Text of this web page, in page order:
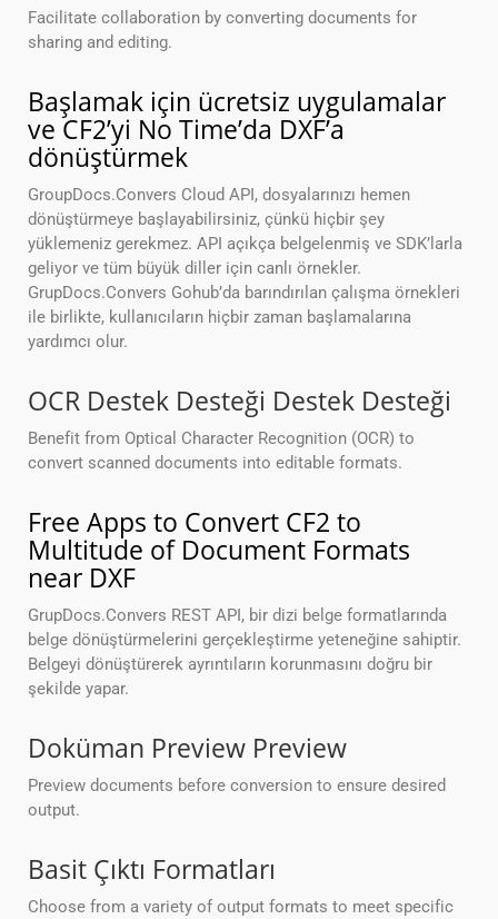
Facilitate collaboration by converting documents for
sharing and editing.
Başlamak için ücretsiz uygulamalar
ve CF2’yi No Time’da DXF’a
dönüştürmek
GroupDocs.Convers Cloud API, dosyalarınızı hemen
dönüştürmeye başlayabilirsiniz, çünkü hiçbir şey
yüklemeniz gerekmez. API açıkça belgelenmiş ve SDK’larla
geliyor ve tüm büyük diller için canlı örnekler.
GrupDocs.Convers Gohub’da barındırılan çalışma örnekleri
ile birlikte, kullanıcıların hiçbir zaman başlamalarına
yardımcı olur.
OCR Destek Desteği Destek Desteği
Benefit from Optical Character Recognition (OCR) to
convert scanned documents into editable formats.
Free Apps to Convert CF2 to
Multitude of Document Formats
near DXF
GrupDocs.Convers REST API, bir dizi belge formatlarında
belge dönüştürmelerini gerçekleştirme yeteneğine sahiptir.
Belgeyi dönüştürerek ayrıntıların korunmasını doğru bir
şekilde yapar.
Doküman Preview Preview
Preview documents before conversion to ensure desired
output.
Basit Çıktı Formatları
Choose from a variety of output formats to meet specific